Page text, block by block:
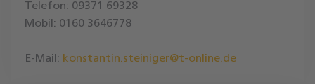
Telefon: 09371 69328
Mobil: 0160 3646778
E-Mail: konstantin.steiniger@t-online.de